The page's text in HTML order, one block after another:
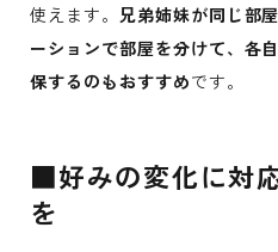
使えます。 兄弟姉妹が同じ部
ーションで部屋を分けて、各
保するのもおすすめです。
■好みの変化に対
を